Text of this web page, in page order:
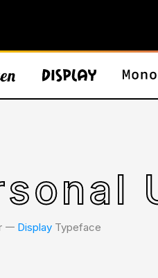
𑁋 Display Typeface